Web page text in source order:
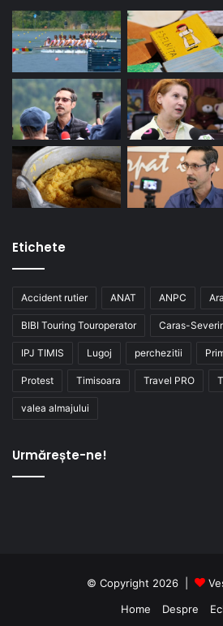
Etichete
Accident rutier ANAT ANPC
BIBI Touring Touroperator Caras-
IPJ TIMIS Lugoj perchezitii
Protest Timisoara Travel PRO
valea almajului
Urmărește-ne!
© Copyright 2026 |
Home
Despre